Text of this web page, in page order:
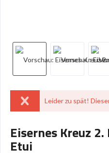
Leider zu spät!
Eisernes Kreuz
Etui